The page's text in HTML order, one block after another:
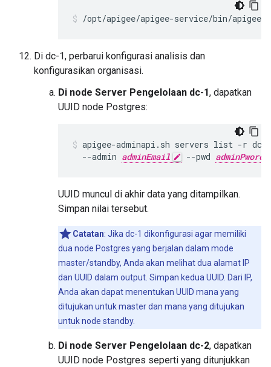
/opt/apigee/apigee-service/bin/
Di dc-1, perbarui konfigurasi analisis dan
konfigurasikan organisasi.
Di node Server Pengelolaan dc-1, dapatkan
UUID node Postgres:
apigee-adminapi.sh servers list -r
  --admin
adminEmail --pwd adminPword
UUID muncul di akhir data yang ditampilkan.
Simpan nilai tersebut.
Catatan: Jika dc-1 dikonfigurasi agar memiliki
dua node Postgres yang berjalan dalam mode
master/standby, Anda akan melihat dua alamat IP
dan UUID dalam output. Simpan kedua UUID. Dari IP,
Anda akan dapat menentukan UUID mana yang
ditujukan untuk master dan mana yang ditujukan
untuk node standby.
Di node Server Pengelolaan dc-2, dapatkan
UUID node Postgres seperti yang ditunjukkan